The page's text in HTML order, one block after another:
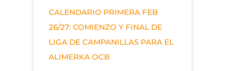
CALENDARIO PRIMERA FEB
26/27: COMIENZO Y FINAL DE
LIGA DE CAMPANILLAS PARA EL
ALIMERKA OCB